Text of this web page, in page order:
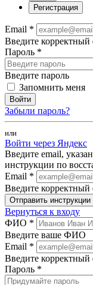
Регистрация
Email *
Введите корректный
Пароль *
Введите пароль
Запомнить меня
Войти
Забыли пароль?
или
Войти через Яндекс
Введите email,
инструкции по
Email *
Введите корректный
Отправить инструкции
Вернуться к входу
ФИО *
Введите ваше ФИО
Email *
Введите корректный
Пароль *